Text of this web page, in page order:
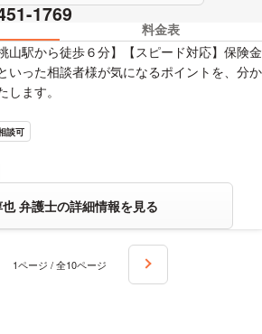
1769
料金表
山駅から徒歩６分】【スピード対応】保険金
いった相談者様が気になるポイントを、分か
ます。
談可
弁護士の詳細情報を見る
る要素を
1ページ / 全10ページ